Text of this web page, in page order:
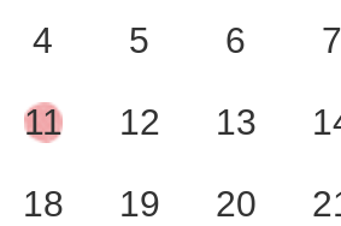
4 5 6 7
11 12 13
18 19 20